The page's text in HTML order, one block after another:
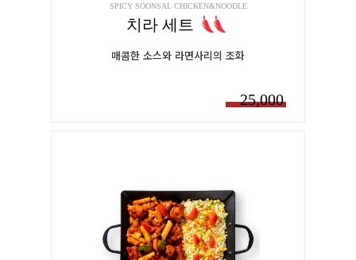
SPICY SOONSAL CHICKEN&NOODLE
치라 세트
매콤한 소스와 라면사리의 조화
25,000